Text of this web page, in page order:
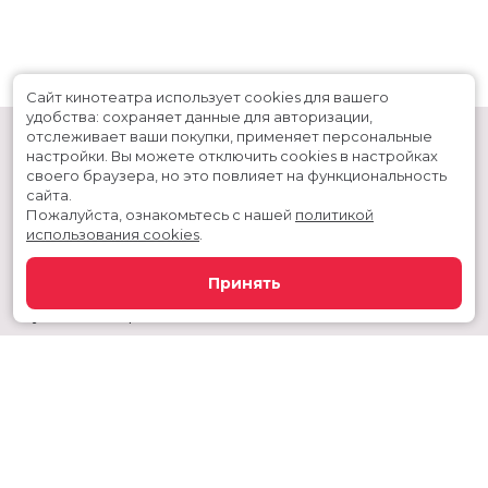
Скоро в кино
Служба поддержки
Сайт кинотеатра использует cookies для вашего
удобства: сохраняет данные для авторизации,
отслеживает ваши покупки, применяет персональные
настройки. Вы можете отключить cookies в настройках
своего браузера, но это повлияет на функциональность
сайта.
Пожалуйста, ознакомьтесь с нашей политикой
использования cookies
Принять